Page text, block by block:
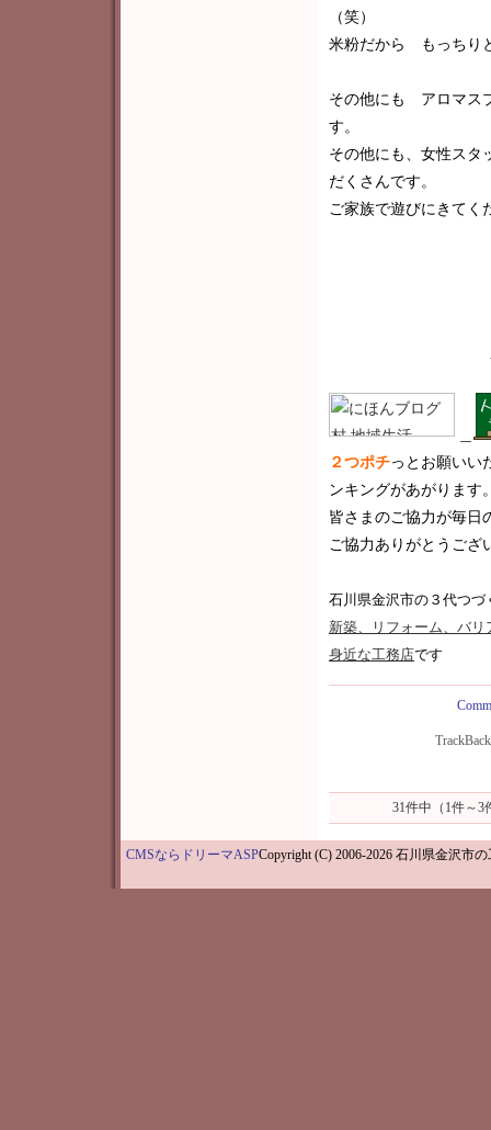
（笑）
米粉だから もっちり
その他にも アロマス
す。
その他にも、女性ス
だくさんです。
ご家族で遊びにきてく
２つポチっと お願いい
ンキングがあがります
皆さまのご協力が毎日
ご協力ありがとうござ
石川県金沢市の３代つづ
新築 、リフォーム、バ
身近な工務店です
31件中（1件～
CMSならドリーマASPCopyright (C) 2006-2026 石川県金沢市